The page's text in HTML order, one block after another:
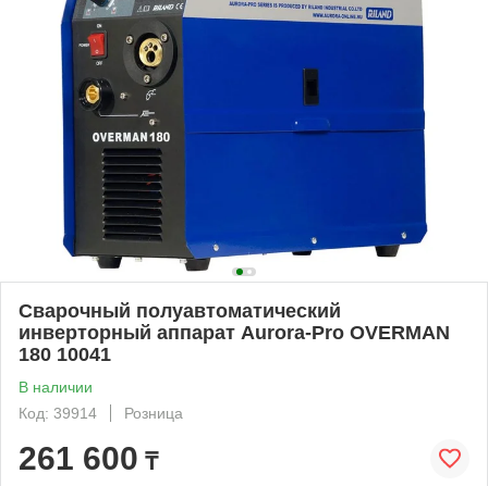
Сварочный полуавтоматический
инверторный аппарат Aurora-Pro OVERMAN
180 10041
В наличии
Код: 39914
Розница
261 600 ₸